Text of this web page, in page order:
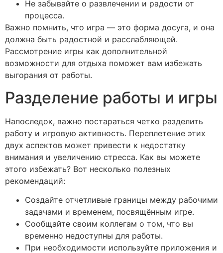
Не забывайте о развлечении и радости от
процесса.
Важно помнить, что игра — это форма досуга, и она
должна быть радостной и расслабляющей.
Рассмотрение игры как дополнительной
возможности для отдыха поможет вам избежать
выгорания от работы.
Разделение работы и игры
Напоследок, важно постараться четко разделить
работу и игровую активность. Переплетение этих
двух аспектов может привести к недостатку
внимания и увеличению стресса. Как вы можете
этого избежать? Вот несколько полезных
рекомендаций:
Создайте отчетливые границы между рабочими
задачами и временем, посвящённым игре.
Сообщайте своим коллегам о том, что вы
временно недоступны для работы.
При необходимости используйте приложения и